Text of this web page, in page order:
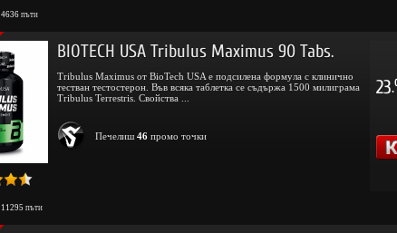
4636 пъти
11295 пъти
BIOTECH USA Tribulus Maximus 90 Tabs.
Tribulus Maximus oт BioTech USA е подсилена формула с клинично
тестван тестостерон. Във всяка таблетка се съдържа 1500 милиграма
Tribulus Terrestris. Свойства ...
Печелиш 46 промо точки
23.